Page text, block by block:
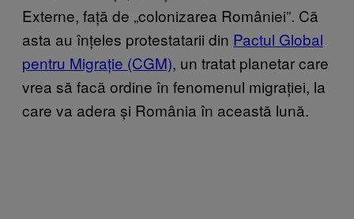
Externe, față de „colonizarea României”. Că
asta au înțeles protestatarii din Pactul Global
pentru Migrație (CGM), un tratat planetar care
vrea să facă ordine în fenomenul migrației, la
care va adera și România în această lună.